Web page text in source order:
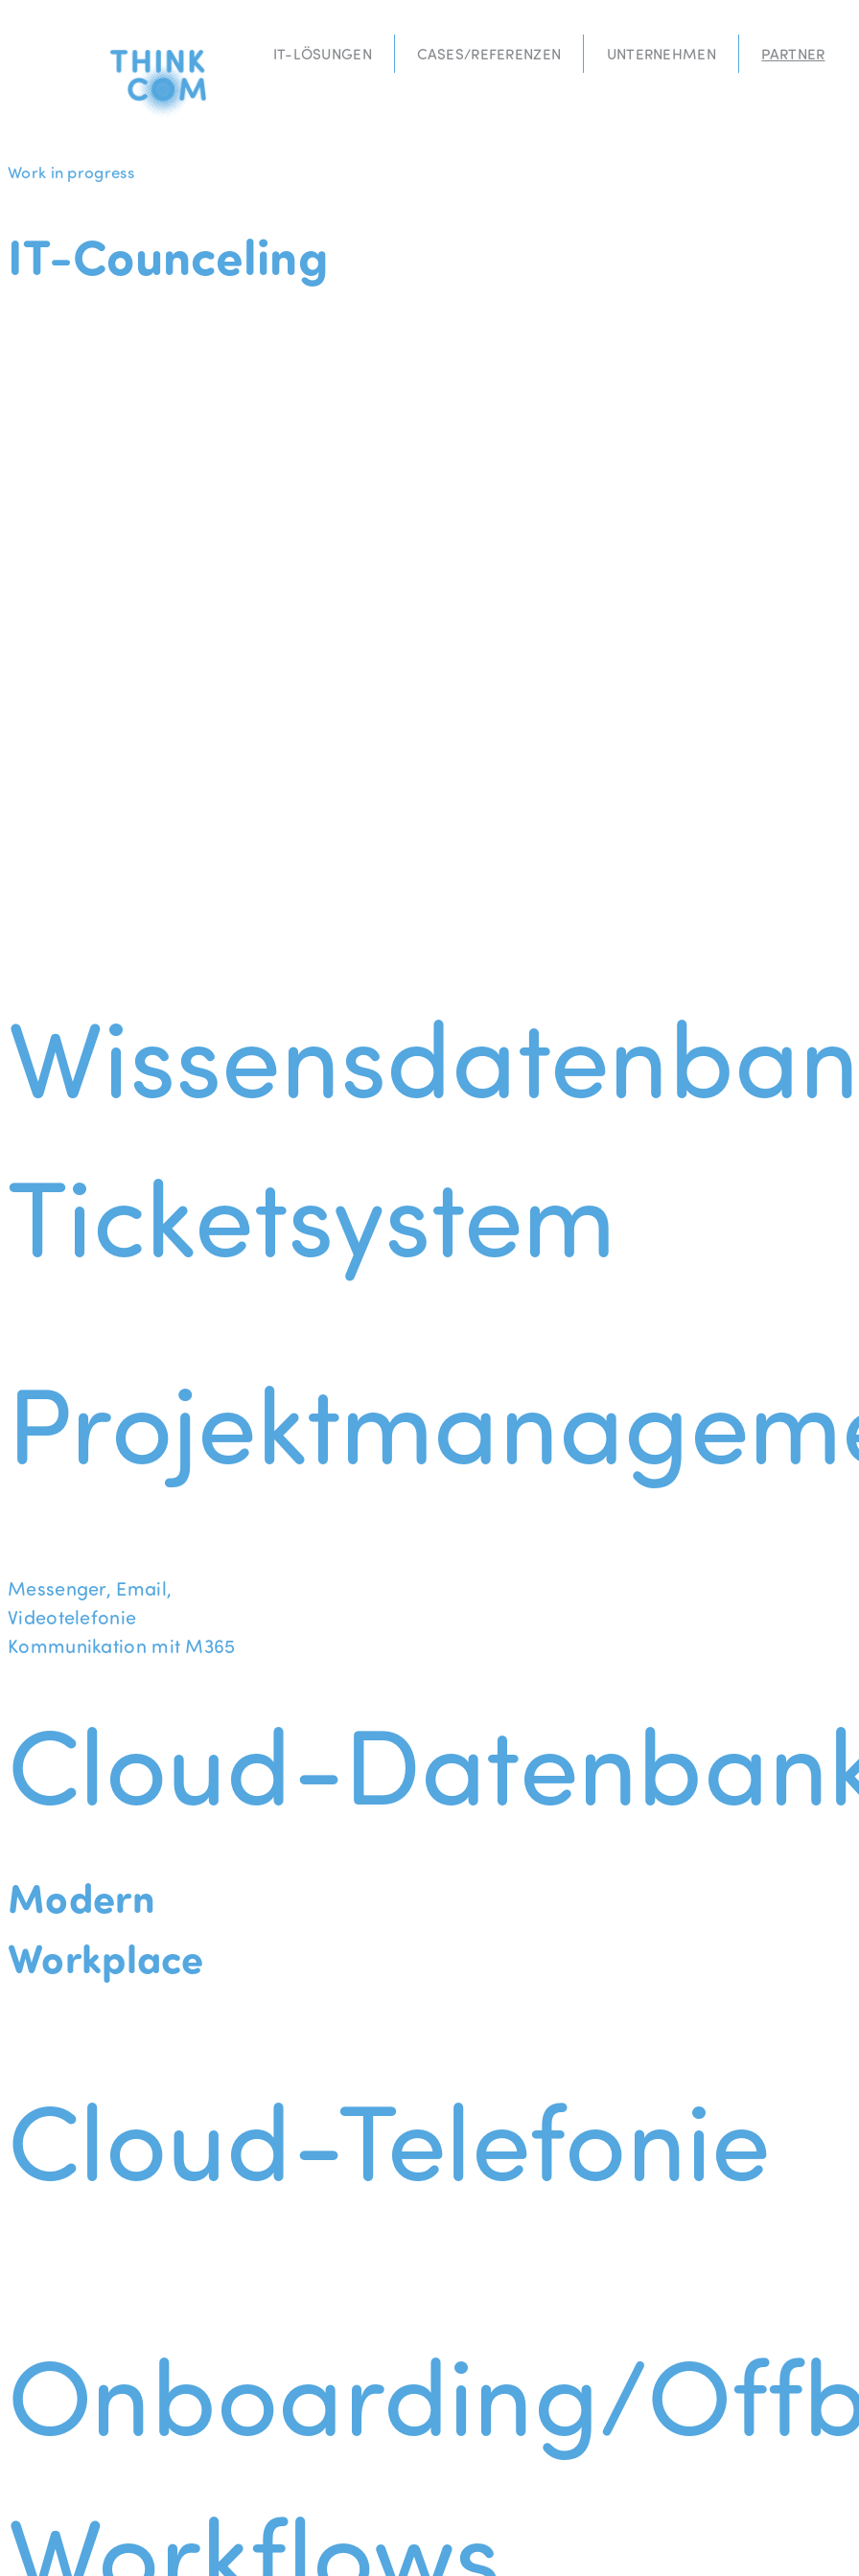
IT-LÖSUNGEN CASES/REFERENZEN UNTERNEHMEN PARTNER
Work in progress
IT-Counceling
Ticketsystem
Messenger, Email,
Videotelefonie
Kommunikation mit M365
Cloud-
Modern
Workplace
Cloud-Telefonie
Onboarding/